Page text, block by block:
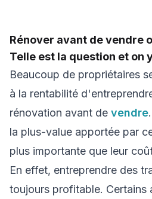
Rénover avant de vendre
Telle est la question et on
Beaucoup de propriétaires
à la rentabilité
rénovation avant de vendre
la plus-value apportée par
plus importante que leur
En effet, entreprendre des
toujours profitable. Certains